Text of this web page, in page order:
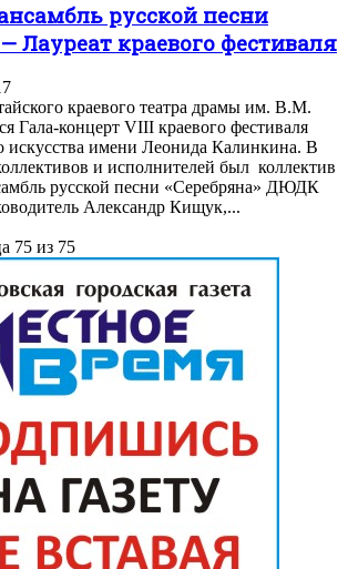
русской песни
Лауреат краевого фестиваля
краевого театра драмы им. В.М.
Гала-концерт VIII краевого фестиваля
искусства имени Леонида Калинкина. В
и исполнителей был коллектив
русской песни «Серебряна» ДЮДК
Александр Кищук,...
75 из 75